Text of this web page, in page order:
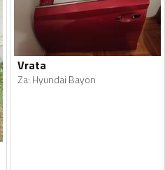
Vrata
Za: Hyundai Bayon